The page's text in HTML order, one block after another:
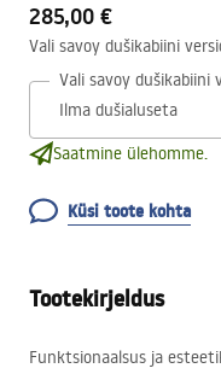
285,00 €
Vali savoy dušikabiini
Vali savoy dušikabiini
Saatmine ülehomme.
Küsi toote kohta
Tootekirjeldus
Funktsionaalsus ja